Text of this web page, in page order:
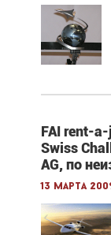
FAI rent-
Swiss
AG, по
13 марта